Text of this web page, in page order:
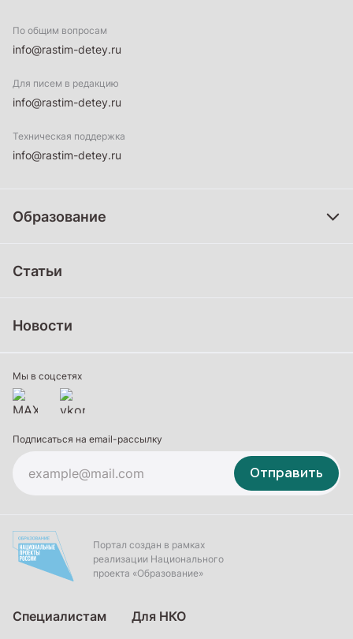
По общим вопросам
info@rastim-detey.ru
Для писем в редакцию
info@rastim-detey.ru
Техническая поддержка
info@rastim-detey.ru
Образование
Дополнительное образование
Статьи
Новости
Мы в соцсетях
Подписаться на email-рассылку
Отправить
Портал создан в рамках
реализации Национального
проекта «Образование»
Специалистам Для НКО